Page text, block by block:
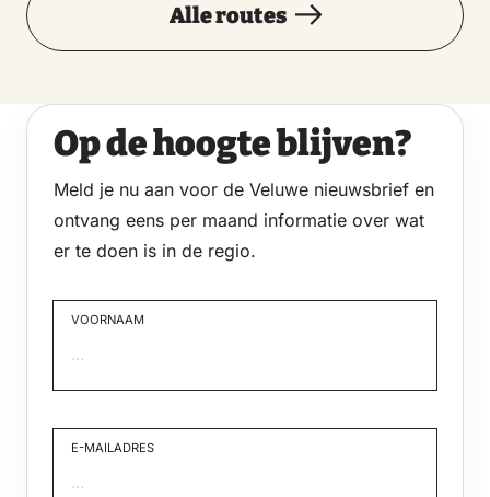
Alle routes
Op de hoogte blijven?
Meld je nu aan voor de Veluwe nieuwsbrief en
ontvang eens per maand informatie over wat
er te doen is in de regio.
VOORNAAM
E-MAILADRES